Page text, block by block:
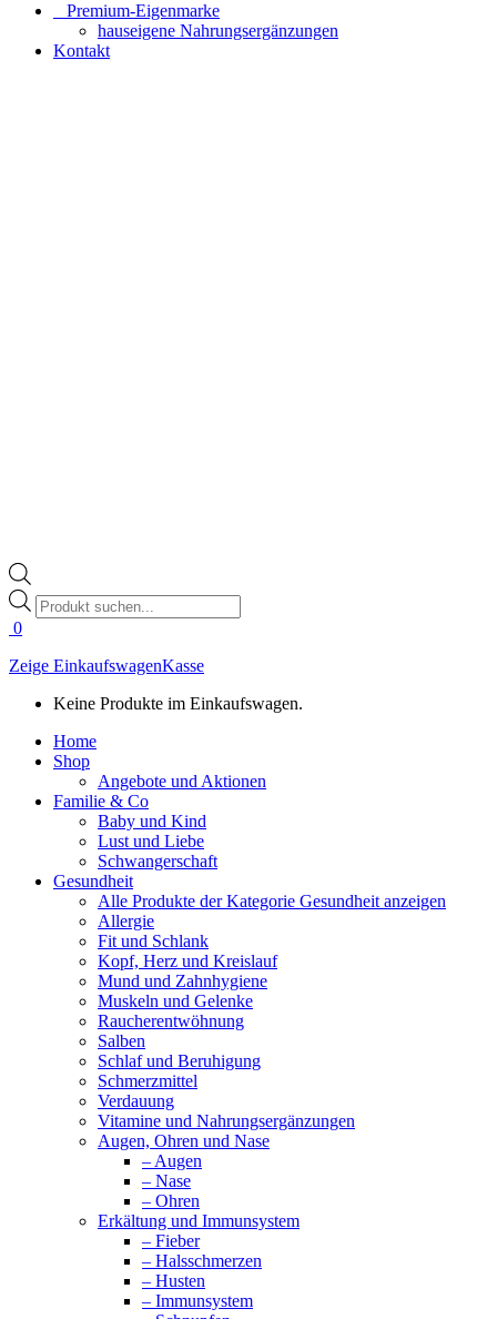
⠀​Premium-Eigenmarke
hauseigene Nahrungsergänzungen
Kontakt
Products
search
0
Zeige EinkaufswagenKasse
Keine Produkte im Einkaufswagen.
Home
Shop
Angebote und Aktionen
Familie & Co
Baby und Kind
Lust und Liebe
Schwangerschaft
Gesundheit
Alle Produkte der Kategorie Gesundheit anzeigen
Allergie
Fit und Schlank
Kopf, Herz und Kreislauf
Mund und Zahnhygiene
Muskeln und Gelenke
Raucherentwöhnung
Salben
Schlaf und Beruhigung
Schmerzmittel
Verdauung
Vitamine und Nahrungsergänzungen
Augen, Ohren und Nase
– Augen
– Nase
– Ohren
Erkältung und Immunsystem
– Fieber
– Halsschmerzen
– Husten
– Immunsystem